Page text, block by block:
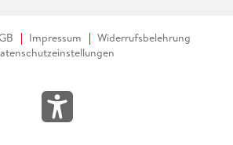
Impressum
Widerrufsbelehrung